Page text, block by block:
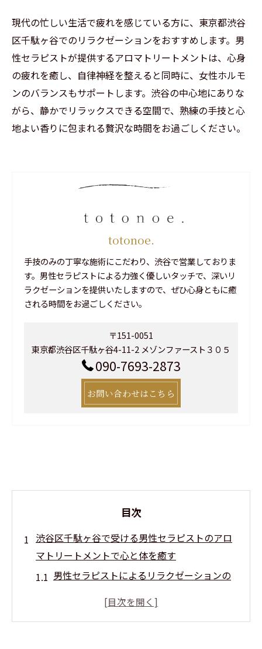
現代の忙しい生活で疲れを感じている方に、東京都渋谷
区千駄ヶ谷でのリラクゼーションをおすすめします。男
性セラピストが提供するアロマトリートメントは、心身
の疲れを癒し、自律神経を整えると同時に、女性ホルモ
ンのバランスもサポートします。渋谷の中心地にありな
がら、静かでリラックスできる空間で、熟練の手技と心
地よい香りに包まれる贅沢な時間をお過ごしください。
totonoe.
手技のみの丁寧な施術にこだわり、渋谷で営業しておりま
す。男性セラピストによる力強く優しいタッチで、深いリ
ラクゼーションを提供いたしますので、ぜひ心身ともに癒
される時間をお過ごしください。
〒151-0051
東京都渋谷区千駄ヶ谷4-11-2 メゾンファースト３０５
090-7693-2873
お問い合わせはこちら
目次
渋谷区千駄ヶ谷で受ける男性セラピストのアロ
マトリートメントで心と体を癒す
男性セラピストによるリラクゼーションの
アロマトリートメントが心と体に与える影